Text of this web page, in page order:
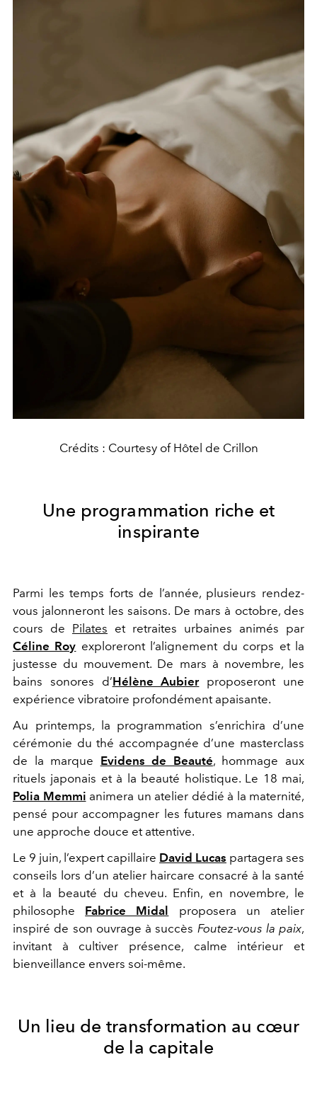
Crédits : Courtesy of Hôtel de Crillon
Une programmation riche et
inspirante
Parmi les temps forts de l’année, plusieurs rendez-
vous jalonneront les saisons. De mars à octobre, des
cours de Pilates et retraites urbaines animés par
Céline Roy exploreront l’alignement du corps et la
justesse du mouvement. De mars à novembre, les
bains sonores d’Hélène Aubierproposeront une
expérience vibratoire profondément apaisante.
Au printemps, la programmation s’enrichira d’une
cérémonie du thé accompagnée d’une masterclass
de la marque Evidens de Beauté, hommage aux
rituels japonais et à la beauté holistique. Le 18 mai,
Polia Memmi animera un atelier dédié à la maternité,
pensé pour accompagner les futures mamans dans
une approche douce et attentive.
Le 9 juin, l’expert capillaire David Lucas partagera ses
conseils lors d’un atelier haircare consacré à la santé
et à la beauté du cheveu. Enfin, en novembre, le
philosophe Fabrice Midal
proposera un atelier
inspiré de son ouvrage à succès Foutez-vous la paix,
invitant à cultiver présence, calme intérieur et
bienveillance envers soi-même.
Un lieu de transformation au cœur
de la capitale